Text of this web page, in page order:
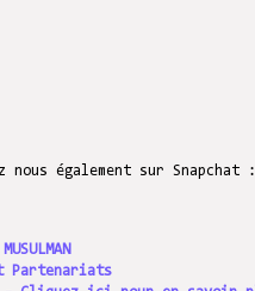
nous également sur Snapchat
Partenariats